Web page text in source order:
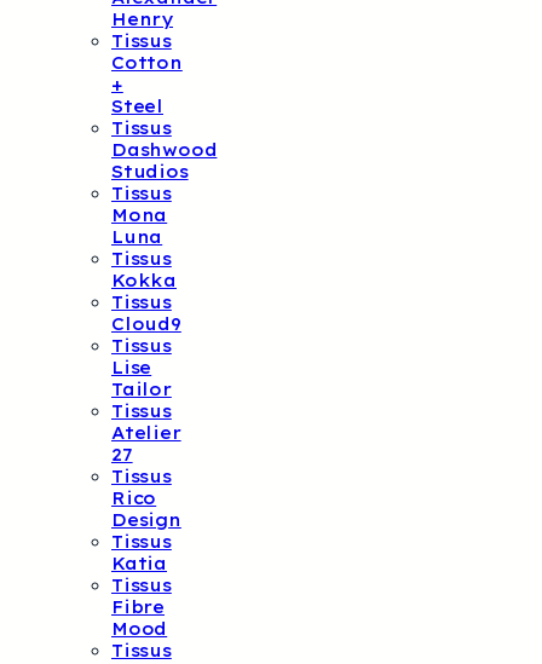
Henry
Tissus
Cotton
+
Steel
Tissus
Dashwood
Studios
Tissus
Mona
Luna
Tissus
Kokka
Tissus
Cloud9
Tissus
Lise
Tailor
Tissus
Atelier
27
Tissus
Rico
Design
Tissus
Katia
Tissus
Fibre
Mood
Tissus